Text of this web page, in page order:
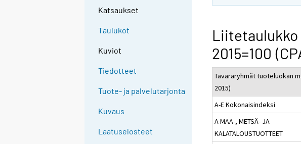
Katsaukset
Taulukot
Kuviot
Tiedotteet
Tuote- ja palvelutarjonta
Kuvaus
Laatuselosteet
2015=100
Tavararyhmät tuoteluokan
2015)
A-E Kokonaisindeksi
A MAA-, METSÄ- JA
KALATALOUSTUOTTEET